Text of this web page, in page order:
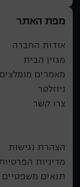
מפת האתר
אודות החברה
מגזין הבית
מאמרים מומלצים
ניוזלטר
צרו קשר
הצהרת נגישות
מדיניות
תנאים משפטיים